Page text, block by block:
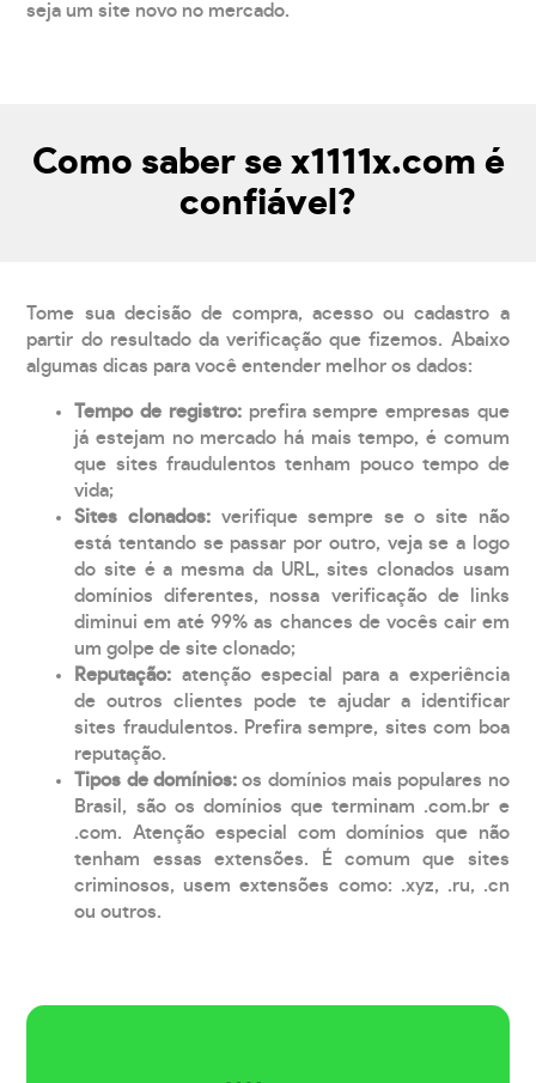
seja um site novo no mercado.
Como saber se x1111x.com é
confiável?
Tome sua decisão de compra, acesso ou cadastro a
partir do resultado da verificação que fizemos. Abaixo
algumas dicas para você entender melhor os dados:
Tempo de registro: prefira sempre empresas que
já estejam no mercado há mais tempo, é comum
que sites fraudulentos tenham pouco tempo de
vida;
Sites clonados: verifique sempre se o site não
está tentando se passar por outro, veja se a logo
do site é a mesma da URL, sites clonados usam
domínios diferentes, nossa verificação de links
diminui em até 99% as chances de vocês cair em
um golpe de site clonado;
Reputação: atenção especial para a experiência
de outros clientes pode te ajudar a identificar
sites fraudulentos. Prefira sempre, sites com boa
reputação.
Tipos de domínios:os domínios mais populares no
Brasil, são os domínios que terminam .com.br e
.com. Atenção especial com domínios que não
tenham essas extensões. É comum que sites
criminosos, usem extensões como: .xyz, .ru, .cn
ou outros.